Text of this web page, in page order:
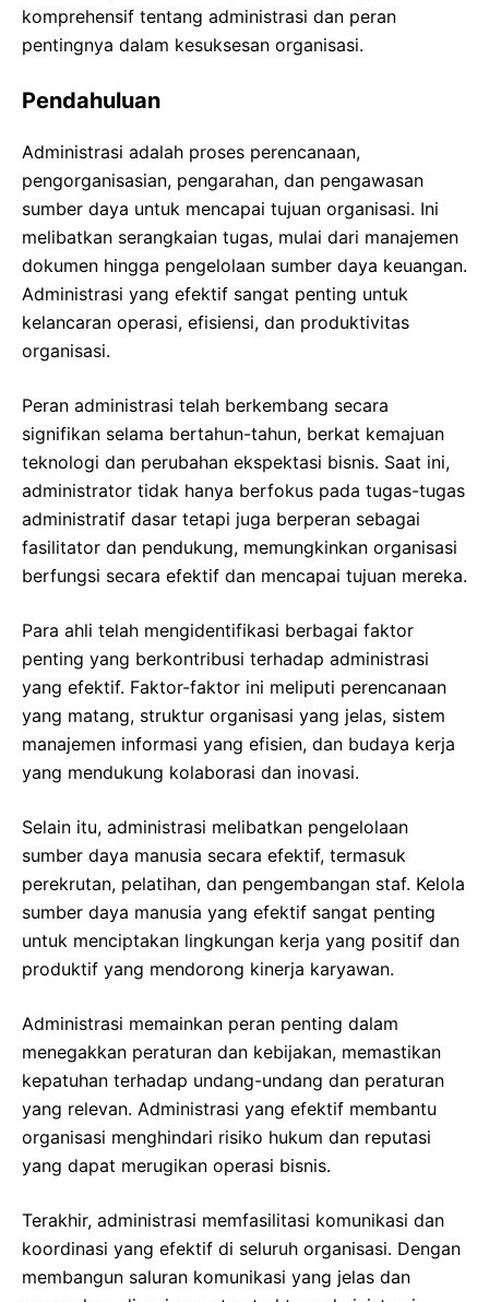
komprehensif tentang administrasi dan peran
pentingnya dalam kesuksesan organisasi.
Pendahuluan
Administrasi adalah proses perencanaan,
pengorganisasian, pengarahan, dan pengawasan
sumber daya untuk mencapai tujuan organisasi. Ini
melibatkan serangkaian tugas, mulai dari manajemen
dokumen hingga pengelolaan sumber daya keuangan.
Administrasi yang efektif sangat penting untuk
kelancaran operasi, efisiensi, dan produktivitas
organisasi.
Peran administrasi telah berkembang secara
signifikan selama bertahun-tahun, berkat kemajuan
teknologi dan perubahan ekspektasi bisnis. Saat ini,
administrator tidak hanya berfokus pada tugas-tugas
administratif dasar tetapi juga berperan sebagai
fasilitator dan pendukung, memungkinkan organisasi
berfungsi secara efektif dan mencapai tujuan mereka.
Para ahli telah mengidentifikasi berbagai faktor
penting yang berkontribusi terhadap administrasi
yang efektif. Faktor-faktor ini meliputi perencanaan
yang matang, struktur organisasi yang jelas, sistem
manajemen informasi yang efisien, dan budaya kerja
yang mendukung kolaborasi dan inovasi.
Selain itu, administrasi melibatkan pengelolaan
sumber daya manusia secara efektif, termasuk
perekrutan, pelatihan, dan pengembangan staf. Kelola
sumber daya manusia yang efektif sangat penting
untuk menciptakan lingkungan kerja yang positif dan
produktif yang mendorong kinerja karyawan.
Administrasi memainkan peran penting dalam
menegakkan peraturan dan kebijakan, memastikan
kepatuhan terhadap undang-undang dan peraturan
yang relevan. Administrasi yang efektif membantu
organisasi menghindari risiko hukum dan reputasi
yang dapat merugikan operasi bisnis.
Terakhir, administrasi memfasilitasi komunikasi dan
koordinasi yang efektif di seluruh organisasi. Dengan
membangun saluran komunikasi yang jelas dan